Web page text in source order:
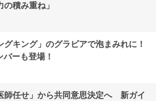
積み重ね」
グキング」のグラビアで泡まみれに！
ーも登場！
師任せ」から共同意思決定へ 新ガイ